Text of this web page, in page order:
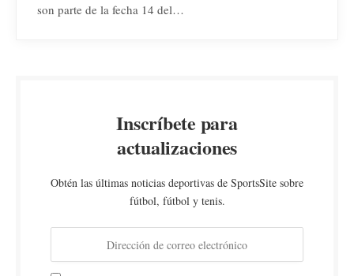
son parte de la fecha 14 del…
Inscríbete para
actualizaciones
Obtén las últimas noticias deportivas de SportsSite sobre
fútbol, fútbol y tenis.